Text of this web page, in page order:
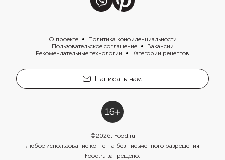
О проекте
Политика конфиденциальности
Пользовательское соглашение
Вакансии
Рекомендательные технологии
Категории рецептов
Написать нам
©2026, Food.ru
Любое использование контента без письменного разрешения
Food.ru запрещено.